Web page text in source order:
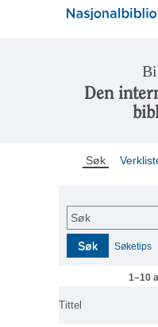
Den
Søk
Søk
Søk Søketips
1–10
Tittel